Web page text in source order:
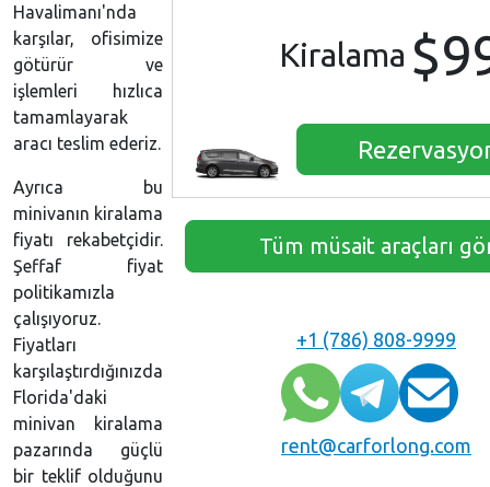
Kiralama
Tüm müsait araçları
+1 (786) 808-9999
rent@carforlong.com
Havalimanı'nda
karşılar, ofisimize
götürür ve
işlemleri hızlıca
tamamlayarak
aracı teslim ederiz.
Ayrıca bu
minivanın kiralama
fiyatı rekabetçidir.
Şeffaf fiyat
politikamızla
çalışıyoruz.
Fiyatları
karşılaştırdığınızda
Florida'daki
minivan kiralama
pazarında güçlü
bir teklif olduğunu